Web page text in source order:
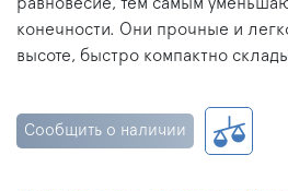
равновесие, тем самым
конечности. Они прочные и
высоте, быстро компактно
Сообщить о наличии